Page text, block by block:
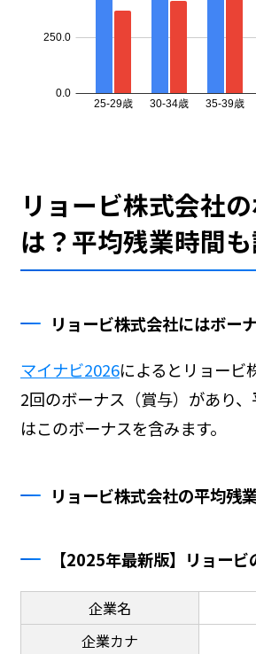
リョービ株式会社
は？平均残業時間
リョービ株式会社にはボー
マイナビ2026によるとリョービ
2回のボーナス（賞与）があり
はこのボーナスを含みます。
リョービ株式会社の平均残
【2025年最新版】リョー
企業名
企業カナ